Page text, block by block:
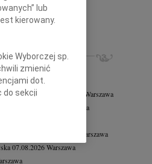
współczucia dla...
KONDOLENCJE
Duniecwiek: 79
Warszawa
Warszawa
Warszawa
07.08.2026Warszawa
lub
kierowany.
Wyborczej sp.
zmienić
dot.
do sekcji
przeglądarki.
reklam i